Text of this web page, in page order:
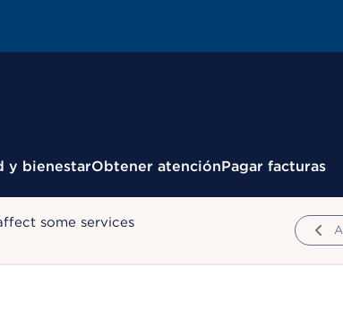
y bienestarObtener atenciónPagar facturas
some services